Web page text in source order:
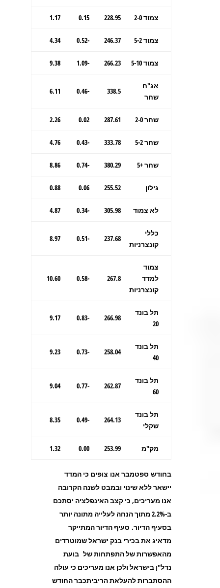
צמוד 2-0 228.95
0.15
1.17
צמוד 5-2 246.37
-0.52
4.34
צמוד 5-10 266.23
-1.09
9.38
אג"ח
שחר
338.5
-0.46
6.11
שחר 2-0 287.61
0.02
2.26
שחר 5-2 333.78
-0.43
4.76
שחר +5 380.29
-0.74
8.86
גילון 255.52
0.06
0.88
לא צמוד 305.98
-0.34
4.87
כללי
קונצרניות
237.68
-0.51
8.97
צמוד
למדד
קונצרניות
267.8
-0.58
10.60
תל בונד
20
266.98
-0.83
9.17
תל בונד
40
258.04
-0.73
9.23
תל בונד
60
262.87
-0.77
9.04
תל בונד
שקלי
264.13
-0.49
8.35
מק"מ 253.99
0.00
1.32
בחודש ספטמבר אנו צופים כי המדד
יישאר ללא שינוי ובמבט לשנה הקרובה
אנו מעריכים, כי קצב האינפלציה יסתכם
ב-2.2% מתוך הנחה לעלייה מתונה יותר
בסעיף הדיור. סעיף הדיור המתייקר
מדאיג את בכירי בנק ישראל שמוטרדים
מהאפשרות של התפתחות של בועת
נדל"ן בישראל ולכן אנו מעריכים כי עולה
ההסתברות להעלאת הריביתכבר החודש